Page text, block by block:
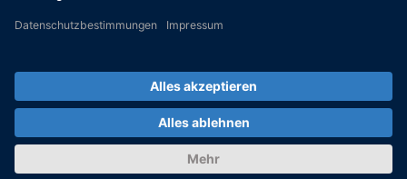
Geschäftsbedingungen